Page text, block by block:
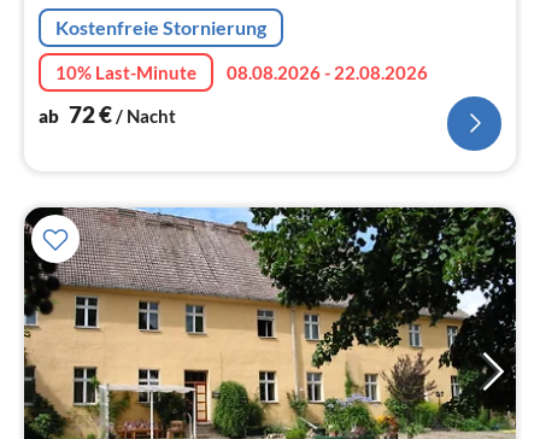
Kostenfreie Stornierung
10% Last-Minute
08.08.2026 - 22.08.2026
ab 72€/ Nacht